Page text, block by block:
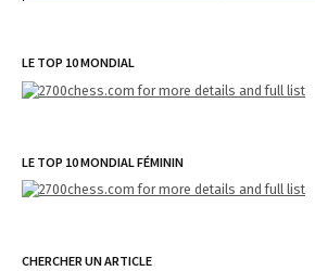
LE TOP 10 MONDIAL
LE TOP 10 MONDIAL FÉMININ
CHERCHER UN ARTICLE